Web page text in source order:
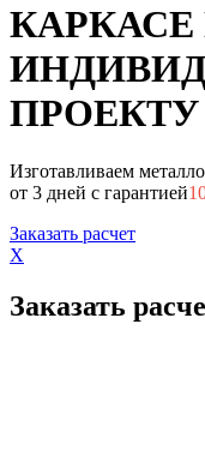
Изготавливаем
от 3 дней с гарантией
Заказать расчет
X
Заказать